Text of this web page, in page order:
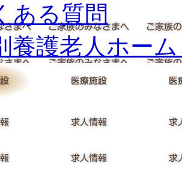
ある質問
養護老人ホー